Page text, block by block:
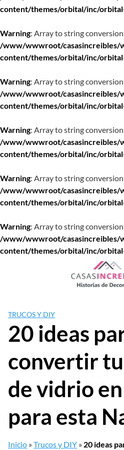
content/themes/orbital/inc/
Warning: Array to string
/www/wwwroot/casasincreibles/
content/themes/orbital/inc/
Warning: Array to string
/www/wwwroot/casasincreibles/
content/themes/orbital/inc/
Warning: Array to string
/www/wwwroot/casasincreibles/
content/themes/orbital/inc/
Warning: Array to string
/www/wwwroot/casasincreibles/
content/themes/orbital/inc/
Warning: Array to string
/www/wwwroot/casasincreibles/
content/themes/orbital/inc/
TRUCOS Y DIY
20 ideas
convertir
de vidrio
para esta
Inicio »Trucos y DIY » 20 ideas